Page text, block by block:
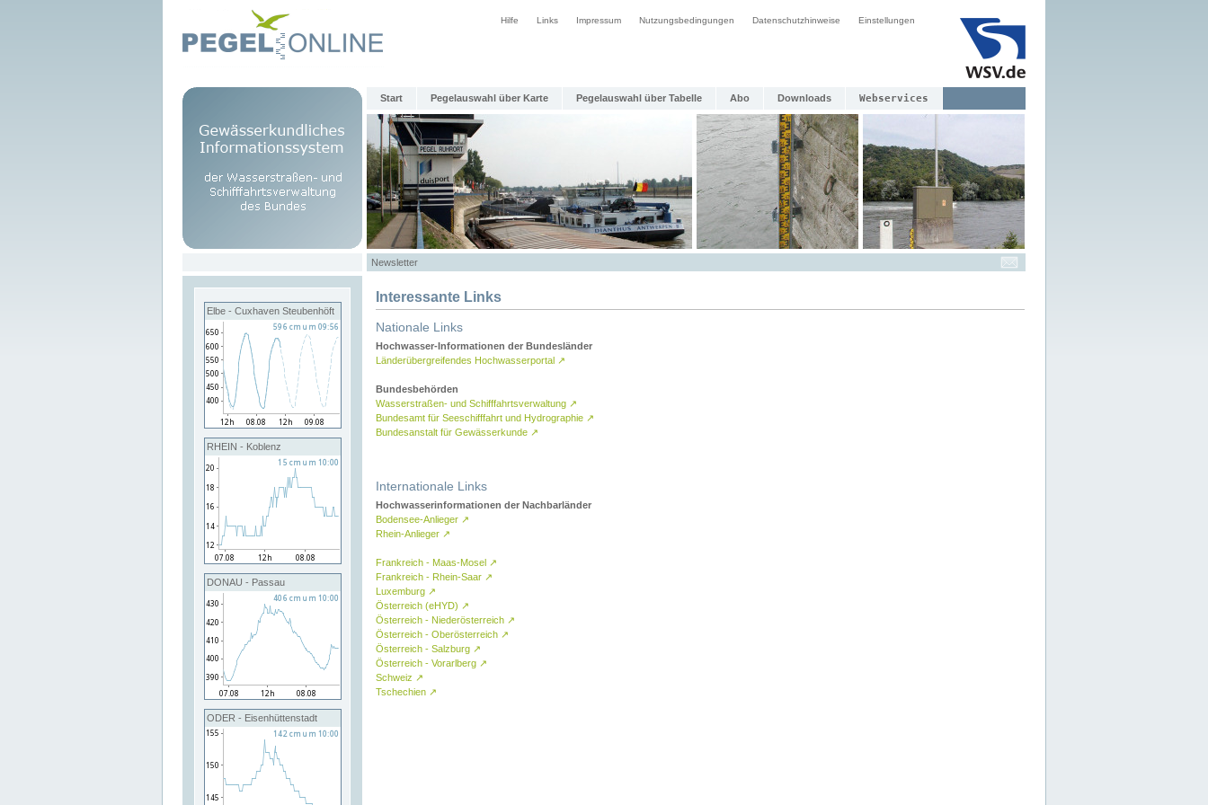
Hilfe Links Impressum Nutzungsbedingungen Datenschutzhinweise Einstellungen
Start Pegelauswahl über Karte Pegelauswahl über Tabelle Abo Downloads Webservices
Newsletter
Elbe - Cuxhaven Steubenhöft
RHEIN - Koblenz
DONAU - Passau
ODER - Eisenhüttenstadt
Interessante Links
Nationale Links
Hochwasser-Informationen der Bundesländer
Länderübergreifendes Hochwasserportal ↗
Bundesbehörden
Wasserstraßen- und Schifffahrtsverwaltung ↗
Bundesamt für Seeschifffahrt und Hydrographie ↗
Bundesanstalt für Gewässerkunde ↗
Internationale Links
Hochwasserinformationen der Nachbarländer
Bodensee-Anlieger ↗
Rhein-Anlieger ↗
Frankreich - Maas-Mosel ↗
Frankreich - Rhein-Saar ↗
Luxemburg ↗
Österreich (eHYD) ↗
Österreich - Niederösterreich ↗
Österreich - Oberösterreich ↗
Österreich - Salzburg ↗
Österreich - Vorarlberg ↗
Schweiz ↗
Tschechien ↗